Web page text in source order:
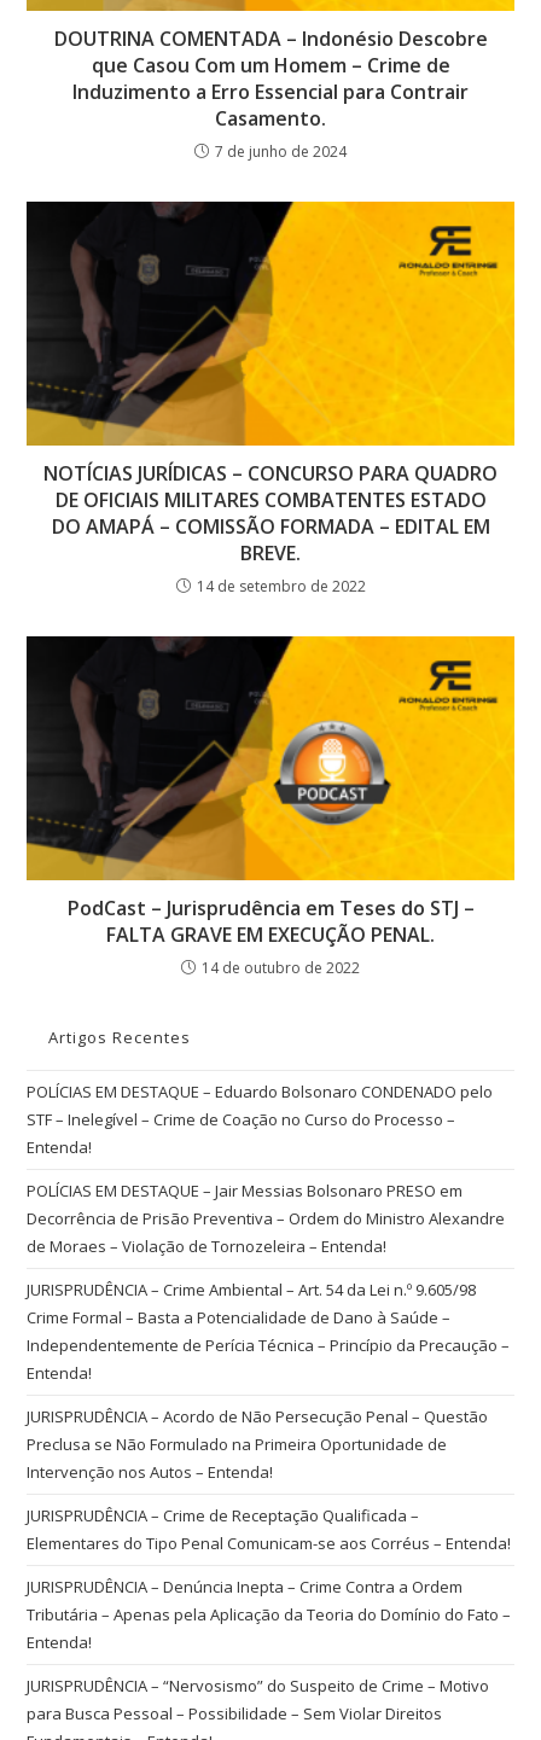
DOUTRINA COMENTADA – Indonésio Descobre
que Casou Com um Homem – Crime de
Induzimento a Erro Essencial para Contrair
Casamento.
7 de junho de 2024
NOTÍCIAS JURÍDICAS – CONCURSO PARA QUADRO
DE OFICIAIS MILITARES COMBATENTES ESTADO
DO AMAPÁ – COMISSÃO FORMADA – EDITAL EM
BREVE.
14 de setembro de 2022
PodCast – Jurisprudência em Teses do STJ –
FALTA GRAVE EM EXECUÇÃO PENAL.
14 de outubro de 2022
Artigos Recentes
POLÍCIAS EM DESTAQUE – Eduardo Bolsonaro CONDENADO pelo
STF – Inelegível – Crime de Coação no Curso do Processo –
Entenda!
POLÍCIAS EM DESTAQUE – Jair Messias Bolsonaro PRESO em
Decorrência de Prisão Preventiva – Ordem do Ministro Alexandre
de Moraes – Violação de Tornozeleira – Entenda!
JURISPRUDÊNCIA – Crime Ambiental – Art. 54 da Lei n.º 9.605/98
Crime Formal – Basta a Potencialidade de Dano à Saúde –
Independentemente de Perícia Técnica – Princípio da Precaução –
Entenda!
JURISPRUDÊNCIA – Acordo de Não Persecução Penal – Questão
Preclusa se Não Formulado na Primeira Oportunidade de
Intervenção nos Autos – Entenda!
JURISPRUDÊNCIA – Crime de Receptação Qualificada –
Elementares do Tipo Penal Comunicam-se aos Corréus – Entenda!
JURISPRUDÊNCIA – Denúncia Inepta – Crime Contra a Ordem
Tributária – Apenas pela Aplicação da Teoria do Domínio do Fato –
Entenda!
JURISPRUDÊNCIA – “Nervosismo” do Suspeito de Crime – Motivo
para Busca Pessoal – Possibilidade – Sem Violar Direitos